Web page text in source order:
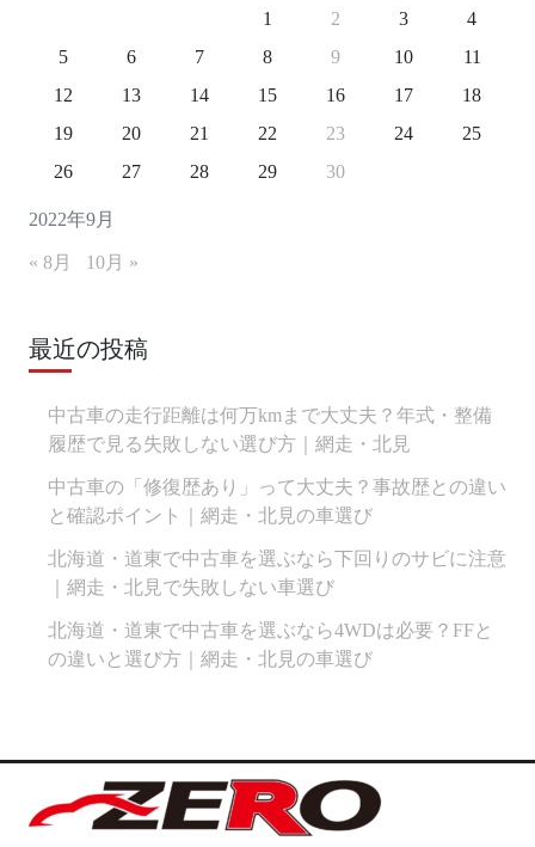
2022年9月
1
2 3
4
5
6 7 8 9 10
11
12
13 14 15 16 17
18
19
20 21 22 23 24
25
26
27 28 29 30
« 8月 10月 »
最近の投稿
中古車の走行距離は何万kmまで大丈夫？年式・整備
履歴で見る失敗しない選び方｜網走・北見
中古車の「修復歴あり」って大丈夫？事故歴との違い
と確認ポイント｜網走・北見の車選び
北海道・道東で中古車を選ぶなら下回りのサビに注意
｜網走・北見で失敗しない車選び
北海道・道東で中古車を選ぶなら4WDは必要？FFと
の違いと選び方｜網走・北見の車選び